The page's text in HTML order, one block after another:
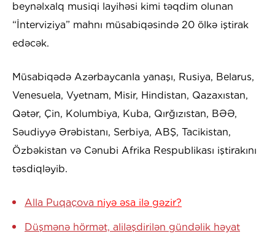
beynəlxalq musiqi layihəsi kimi təqdim olunan
“İnterviziya” mahnı müsabiqəsində 20 ölkə iştirak
edəcək.
Müsabiqədə Azərbaycanla yanaşı, Rusiya, Belarus,
Venesuela, Vyetnam, Misir, Hindistan, Qazaxıstan,
Qətər, Çin, Kolumbiya, Kuba, Qırğızıstan, BƏƏ,
Səudiyyə Ərəbistanı, Serbiya, ABŞ, Tacikistan,
Özbəkistan və Cənubi Afrika Respublikası iştirakını
təsdiqləyib.
Alla Puqaçova niyə əsa ilə gəzir?
Düşmənə hörmət, aliləşdirilən gündəlik həyat